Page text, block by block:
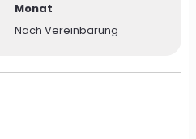
Monat
Nach Vereinbarung